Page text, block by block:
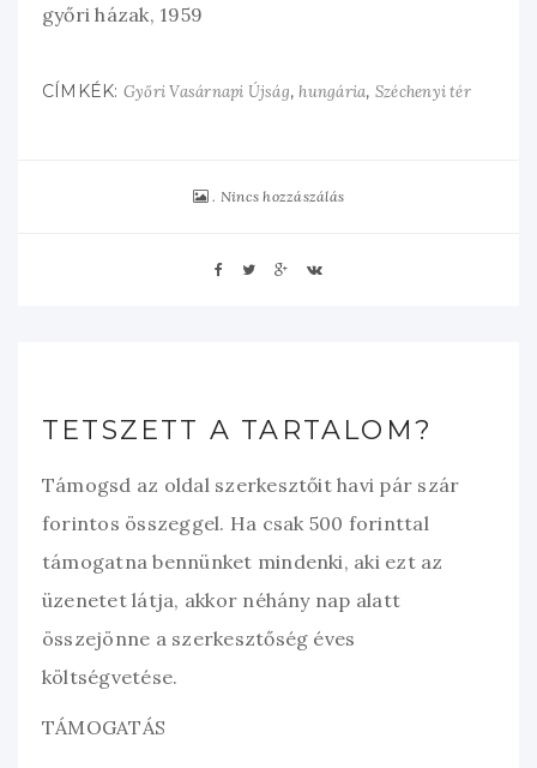
győri házak, 1959
CÍMKÉK: Győri Vasárnapi Újság,hungária, Széchenyi tér
Nincs hozzászálás
TETSZETT A TARTALOM?
Támogsd az oldal szerkesztőit havi pár szár
forintos összeggel. Ha csak 500 forinttal
támogatna bennünket mindenki, aki ezt az
üzenetet látja, akkor néhány nap alatt
összejönne a szerkesztőség éves
költségvetése.
TÁMOGATÁS